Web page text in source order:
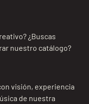
¿Buscas
nuestro catálogo?
visión, experiencia
de nuestra